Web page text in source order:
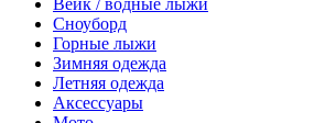
Вейк / водные лыжи
Сноуборд
Горные лыжи
Зимняя одежда
Летняя одежда
Аксессуары